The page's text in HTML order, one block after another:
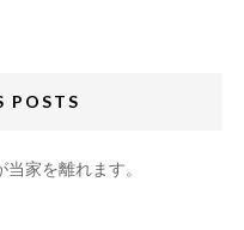
POSTS
家を離れます。